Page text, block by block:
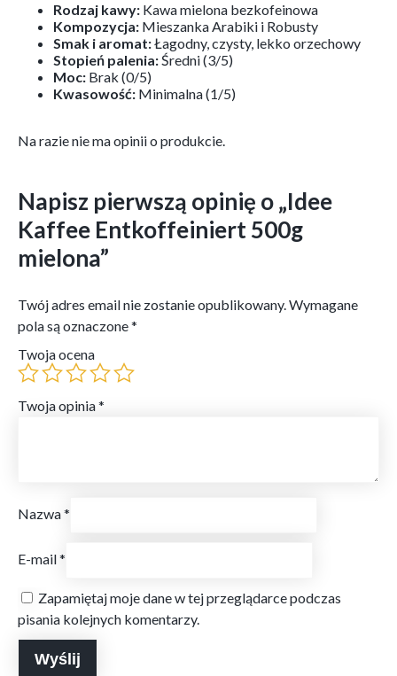
Rodzaj kawy: Kawa mielona bezkofeinowa
Kompozycja: Mieszanka Arabiki i Robusty
Smak i aromat:Łagodny, czysty, lekko orzechowy
Stopień palenia: Średni (3/5)
Moc: Brak (0/5)
Kwasowość: Minimalna (1/5)
Na razie nie ma opinii o produkcie.
Napisz pierwszą opinię o „Idee
Kaffee Entkoffeiniert 500g
mielona”
Twój adres email nie zostanie opublikowany. Wymagane
pola są oznaczone*
Twoja ocena
Twoja opinia*
Nazwa*
E-mail*
Zapamiętaj moje dane w tej przeglądarce podczas
pisania kolejnych komentarzy.